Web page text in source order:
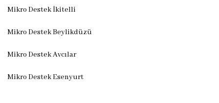
Mikro Destek İkitelli
Mikro Destek Beylikdüzü
Mikro Destek Avcılar
Mikro Destek Esenyurt